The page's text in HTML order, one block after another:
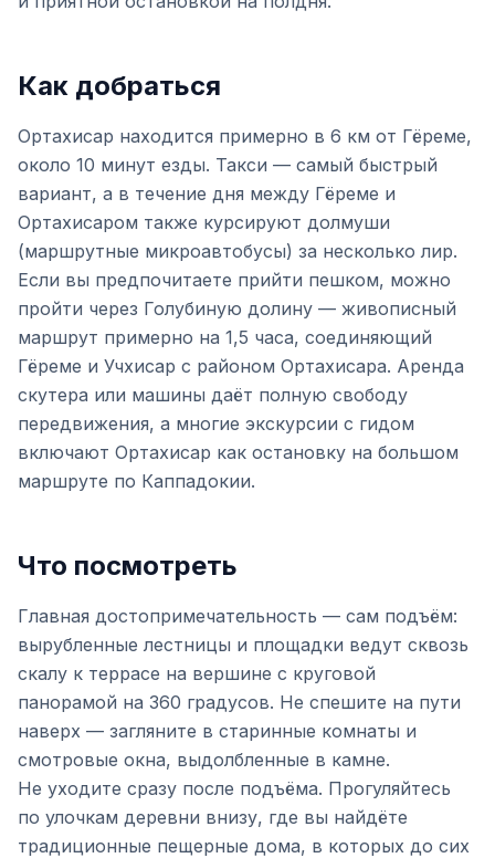
Как добраться
Ортахисар находится примерно в 6 км от Гёреме,
около 10 минут езды. Такси — самый быстрый
вариант, а в течение дня между Гёреме и
Ортахисаром также курсируют долмуши
(маршрутные микроавтобусы) за несколько лир.
Если вы предпочитаете прийти пешком, можно
пройти через Голубиную долину — живописный
маршрут примерно на 1,5 часа, соединяющий
Гёреме и Учхисар с районом Ортахисара. Аренда
скутера или машины даёт полную свободу
передвижения, а многие экскурсии с гидом
включают Ортахисар как остановку на большом
маршруте по Каппадокии.
Что посмотреть
Главная достопримечательность — сам подъём:
вырубленные лестницы и площадки ведут сквозь
скалу к террасе на вершине с круговой
панорамой на 360 градусов. Не спешите на пути
наверх — загляните в старинные комнаты и
смотровые окна, выдолбленные в камне.
Не уходите сразу после подъёма. Прогуляйтесь
по улочкам деревни внизу, где вы найдёте
традиционные пещерные дома, в которых до сих